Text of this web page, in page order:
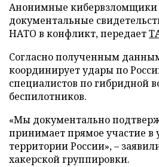
Анонимные кибервзломщики
документальные
НАТО в конфликт, передает
Согласно полученным
координирует удары по
специалистов по гибридной
беспилотников.
«Мы документально
принимает прямое участие в
территории России», –
хакерской группировки.